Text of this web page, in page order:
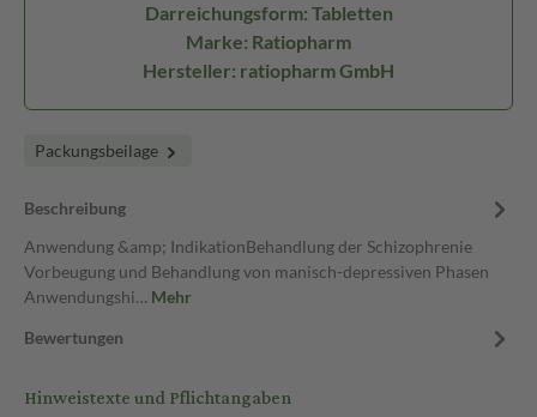
Darreichungsform: Tabletten
Marke: Ratiopharm
Hersteller: ratiopharm GmbH
Packungsbeilage
Beschreibung
Anwendung &amp; IndikationBehandlung der Schizophrenie
Vorbeugung und Behandlung von manisch-depressiven Phasen
Anwendungshi… Mehr
Bewertungen
Hinweistexte und Pflichtangaben